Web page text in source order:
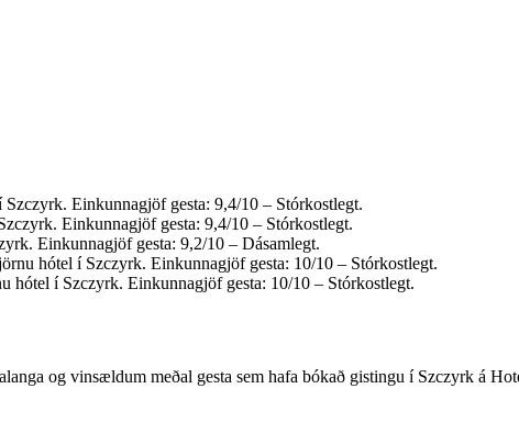
Einkunnagjöf gesta: 9,4/10 – Stórkostlegt.
Einkunnagjöf gesta: 9,4/10 – Stórkostlegt.
Einkunnagjöf gesta: 9,2/10 – Dásamlegt.
hótel í Szczyrk. Einkunnagjöf gesta: 10/10 – Stórkostlegt.
hótel í Szczyrk. Einkunnagjöf gesta: 10/10 – Stórkostlegt.
og vinsældum meðal gesta sem hafa bókað gistingu í Szczyrk á